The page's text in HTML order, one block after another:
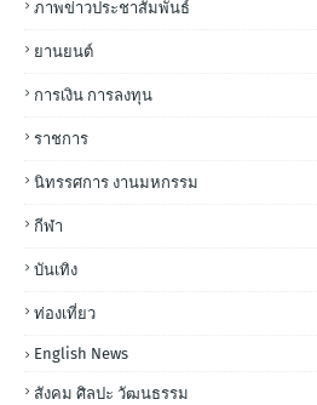
ภาพข่าวประชาสัมพันธ์
ยานยนต์
การเงิน การลงทุน
ราชการ
นิทรรศการ งานมหกรรม
กีฬา
บันเทิง
ท่องเที่ยว
English News
สังคม ศิลปะ วัฒนธรรม